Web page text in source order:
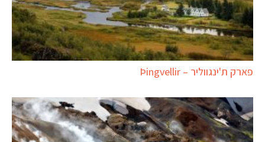
פארק ת'ינגווליר – Þingvellir